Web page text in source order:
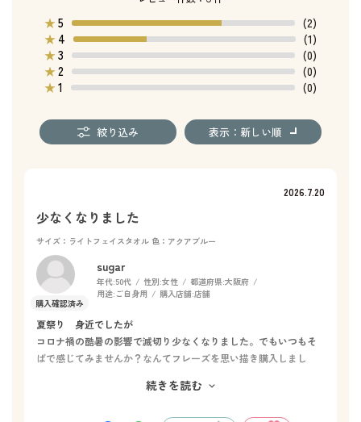
★5
(2)
★ 4
(1)
★3
(0)
★2
(0)
★1 (0)
絞り込み 表示：新しい順
2026.7.20
少なくなりました
サイズ：ライトフェイスタオル 色：アクアブルー
sugar
年代:50代 性別:女性 都道府県:大阪府
用途: ご自身用 購入店舗:店舗
夏祭り 身近でしたが
コロナ禍の酷暑の影響で滅切り少なくなりました。でもいつもそ
ばで感じてみませんか？なんてフレーズを思い描き購入しまし
そちらも購入してしまいそうです。
続きを読む